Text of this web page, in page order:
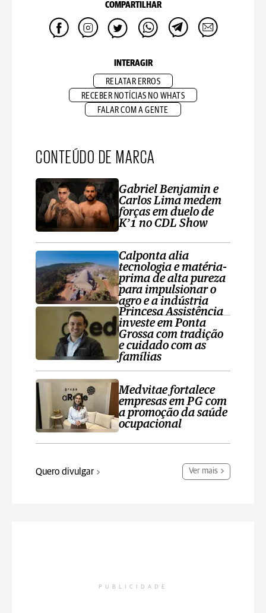
COMPARTILHAR
INTERAGIR
RELATAR ERROS
RECEBER NOTÍCIAS NO WHATS
FALAR COM A GENTE
CONTEÚDO DE MARCA
Gabriel Benjamin e
Carlos Lima medem
forças em duelo de
K’1 no CDL Show
Calponta alia
tecnologia e matéria-
prima de alta pureza
para impulsionar o
agro e a indústria
Princesa Assistência
investe em Ponta
Grossa com tradição
e cuidado com as
famílias
Medvitae fortalece
empresas em PG com
a promoção da saúde
ocupacional
Quero divulgar Ver mais
PUBLICIDADE